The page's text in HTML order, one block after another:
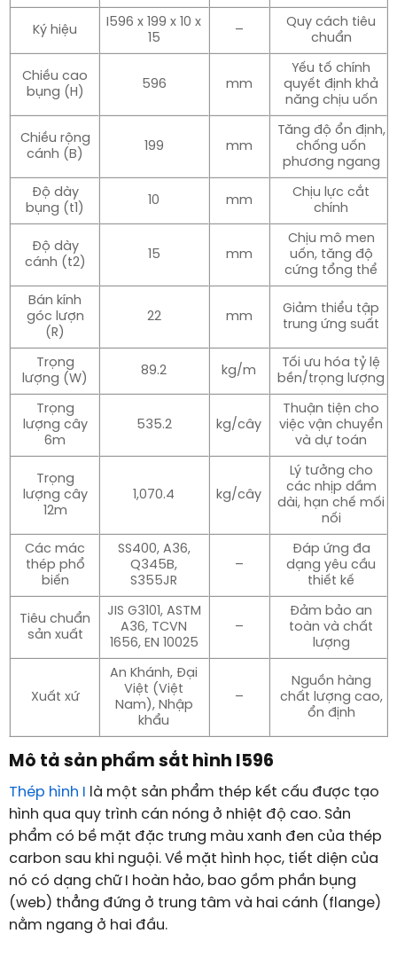
Ký hiệu
I596 x 199 x 10 x
15
–
Quy cách tiêu
chuẩn
Chiều cao
bụng (H)
596 mm
Yếu tố chính
quyết định khả
năng chịu uốn
Chiều rộng
cánh (B)
199 mm
Tăng độ ổn định,
chống uốn
phương ngang
Độ dày
bụng (t1)
10 mm
Chịu lực cắt
chính
Độ dày
cánh (t2)
15 mm
Chịu mô men
uốn, tăng độ
cứng tổng thể
Bán kính
góc lượn
(R)
22 mm
Giảm thiểu tập
trung ứng suất
Trọng
lượng (W)
89.2 kg/m
Tối ưu hóa tỷ lệ
bền/trọng lượng
Trọng
lượng cây
6m
535.2 kg/cây
Thuận tiện cho
việc vận chuyển
và dự toán
Trọng
lượng cây
12m
1,070.4 kg/cây
Lý tưởng cho
các nhịp dầm
dài, hạn chế mối
nối
Các mác
thép phổ
biến
SS400, A36,
Q345B,
S355JR
–
Đáp ứng đa
dạng yêu cầu
thiết kế
Tiêu chuẩn
sản xuất
JIS G3101, ASTM
A36, TCVN
1656, EN 10025
–
Đảm bảo an
toàn và chất
lượng
Xuất xứ
An Khánh, Đại
Việt (Việt
Nam), Nhập
khẩu
–
Nguồn hàng
chất lượng cao,
ổn định
Mô tả sản phẩm sắt hình I596
Thép hình I
là một sản phẩm thép kết cấu được tạo
hình qua quy trình cán nóng ở nhiệt độ cao. Sản
phẩm có bề mặt đặc trưng màu xanh đen của thép
carbon sau khi nguội. Về mặt hình học, tiết diện của
nó có dạng chữ I hoàn hảo, bao gồm phần bụng
(web) thẳng đứng ở trung tâm và hai cánh (flange)
nằm ngang ở hai đầu.